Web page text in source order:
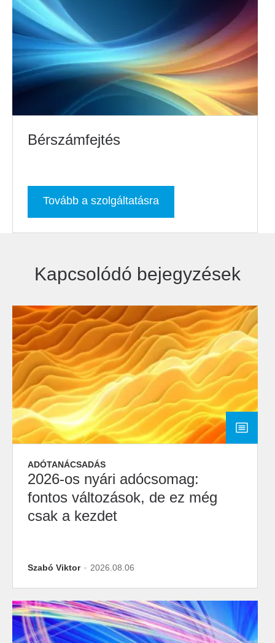
Bérszámfejtés
Tovább a szolgáltatásra
Kapcsolódó bejegyzések
ADÓTANÁCSADÁS
2026-os nyári adócsomag:
fontos változások, de ez még
csak a kezdet
Szabó Viktor 2026.08.06